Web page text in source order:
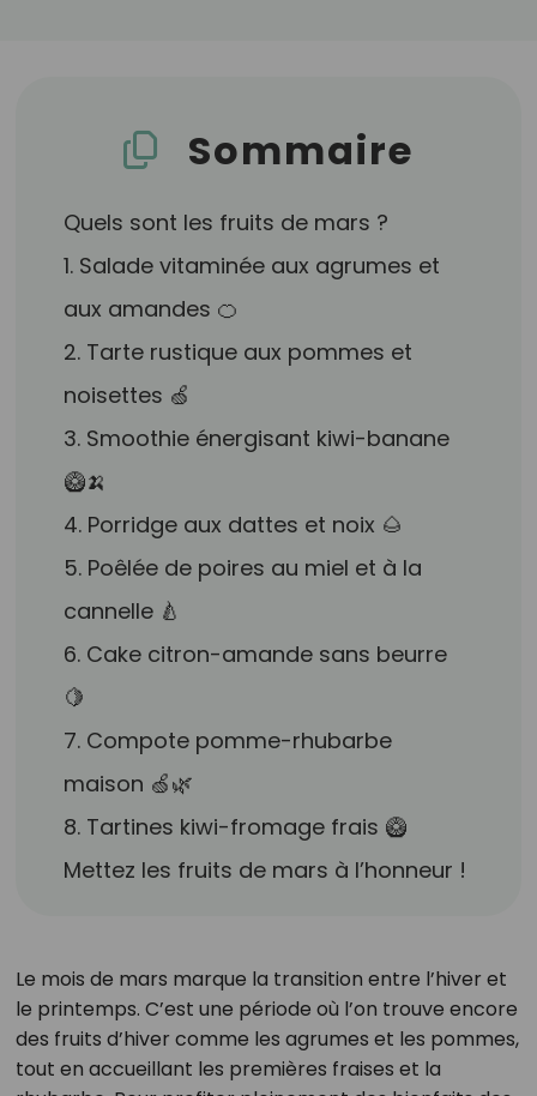
Sommaire
Quels sont les fruits de mars ?
1. Salade vitaminée aux agrumes et
aux amandes 🍊
2. Tarte rustique aux pommes et
noisettes 🍏
3. Smoothie énergisant kiwi-banane
🥝🍌
4. Porridge aux dattes et noix 🌰
5. Poêlée de poires au miel et à la
cannelle 🍐
6. Cake citron-amande sans beurre
🍋
7. Compote pomme-rhubarbe
maison 🍏🌿
8. Tartines kiwi-fromage frais 🥝
Mettez les fruits de mars à l’honneur !
Le mois de mars marque la transition entre l’hiver et
le printemps. C’est une période où l’on trouve encore
des fruits d’hiver comme les agrumes et les pommes,
tout en accueillant les premières fraises et la